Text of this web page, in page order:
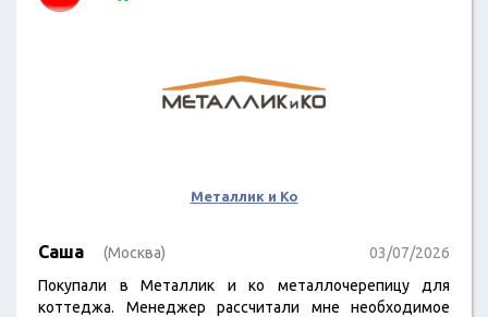
Металлик и Ко
Саша (Москва)
03/07/2026
Покупали в Металлик и ко металлочерепицу для
коттеджа. Менеджер рассчитали мне необходимое